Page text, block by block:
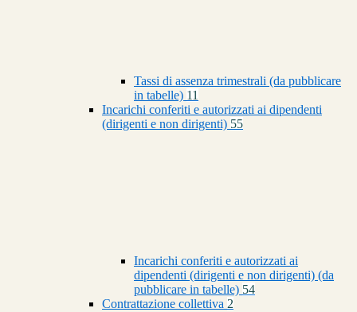
Tassi di assenza trimestrali (da pubblicare
in tabelle) 11
Incarichi conferiti e autorizzati ai dipendenti
(dirigenti e non dirigenti) 55
Incarichi conferiti e autorizzati ai
dipendenti (dirigenti e non dirigenti) (da
pubblicare in tabelle) 54
Contrattazione collettiva 2